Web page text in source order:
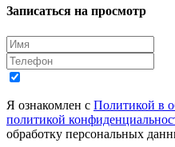
Записаться на просмотр
Я ознакомлен с Политикой в
политикой
обработку персональных